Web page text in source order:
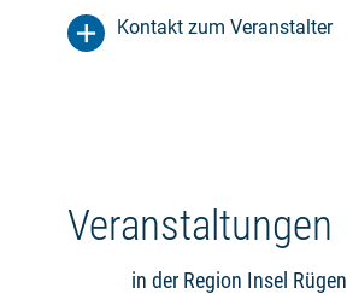
Kontakt zum Veranstalter
Veranstaltungen
in der Region Insel Rügen